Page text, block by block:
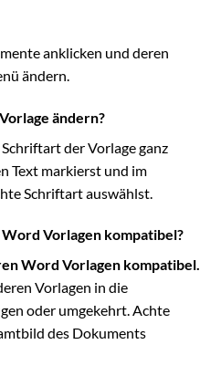
anklicken und deren
ändern.
ändern?
der Vorlage ganz
Text markierst und im
Schriftart auswählst.
Vorlagen kompatibel?
Word Vorlagen kompatibel.
Vorlagen in die
oder umgekehrt. Achte
des Dokuments